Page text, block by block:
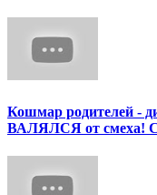
Кошмар родителей -
ВАЛЯЛСЯ от смеха!